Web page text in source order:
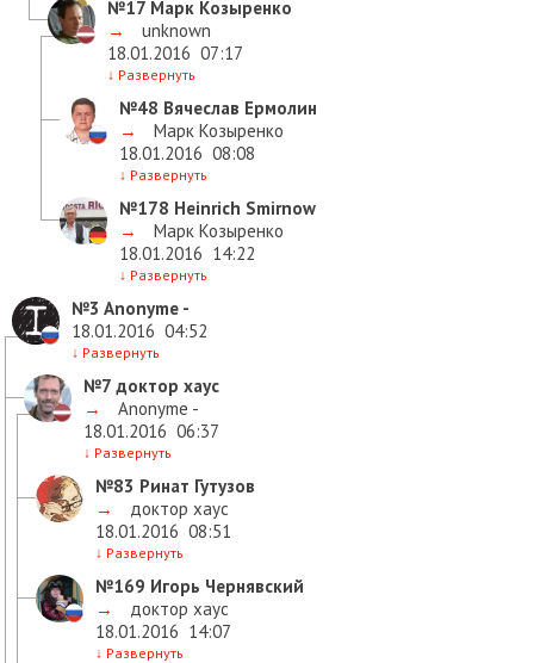
№17 Марк Козыренко
→
unknown
18.01.2016 07:17
↓ Развернуть
№48 Вячеслав Ермолин
→
Марк Козыренко
18.01.2016 08:08
↓ Развернуть
№178 Heinrich Smirnow
→
Марк Козыренко
18.01.2016 14:22
↓ Развернуть
№3 Anonyme -
18.01.2016 04:52
↓ Развернуть
№7 доктор хаус
→
Anonyme -
18.01.2016 06:37
↓ Развернуть
№83 Ринат Гутузов
→
доктор хаус
18.01.2016 08:51
↓ Развернуть
№169 Игорь Чернявский
→
доктор хаус
18.01.2016 14:07
↓ Развернуть